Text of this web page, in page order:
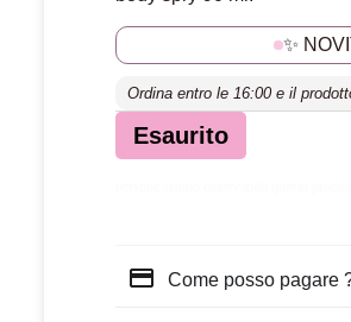
✨
Ordina entro le 16:00 e il
Esaurito
Come posso pagare